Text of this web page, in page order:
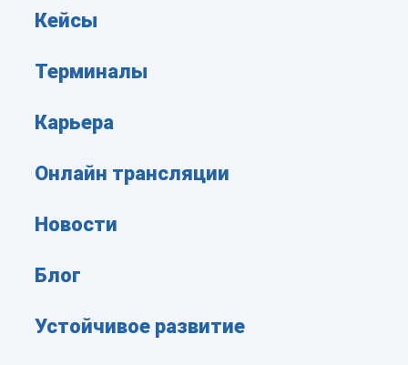
Кейсы
Терминалы
Карьера
Онлайн трансляции
Новости
Блог
Устойчивое развитие